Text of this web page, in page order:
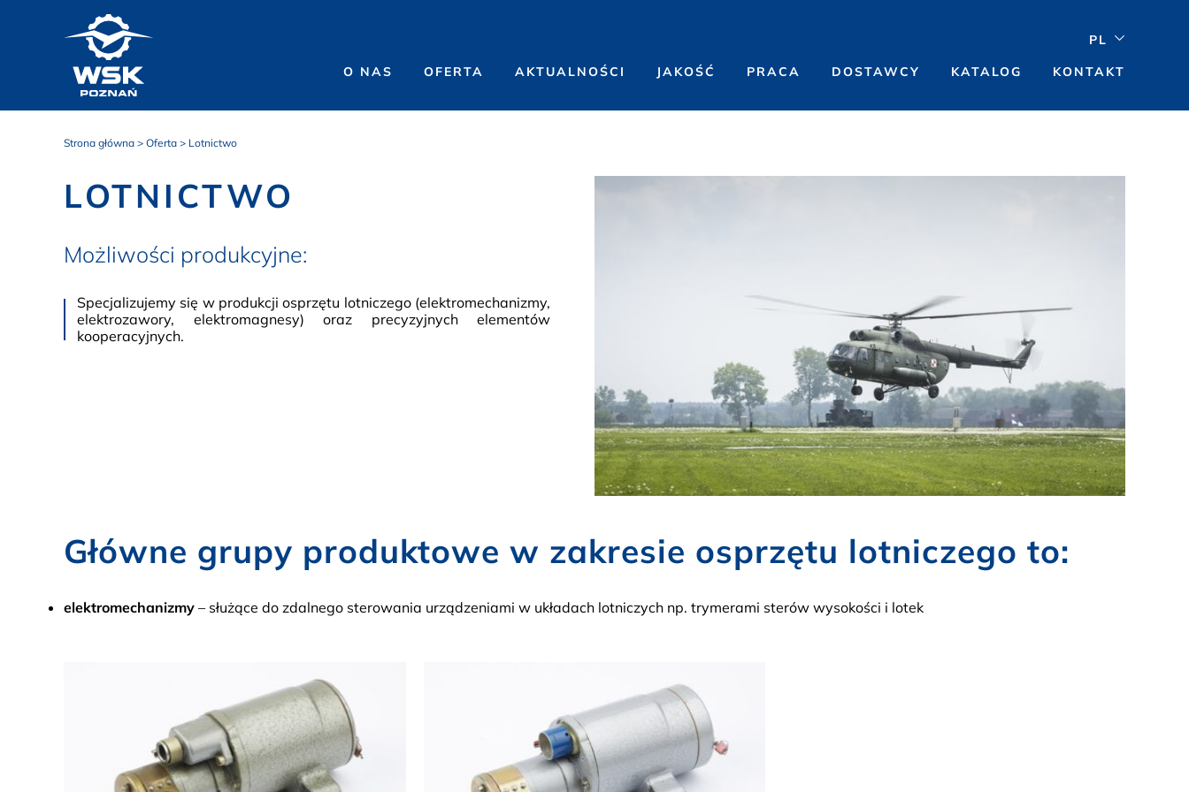
PL
O NAS
OFERTA AKTUALNOŚCI JAKOŚĆ PRACA DOSTAWCY KATALOG KONTAKT
Strona główna > Oferta > Lotnictwo
LOTNICTWO
Możliwości produkcyjne:
Specjalizujemy się w produkcji osprzętu lotniczego (elektromechanizmy,
elektrozawory, elektromagnesy) oraz precyzyjnych elementów
kooperacyjnych.
Główne grupy produktowe w zakresie osprzętu lotniczego to:
elektromechanizmy – służące do zdalnego sterowania urządzeniami w układach lotniczych np. trymerami sterów wysokości i lotek